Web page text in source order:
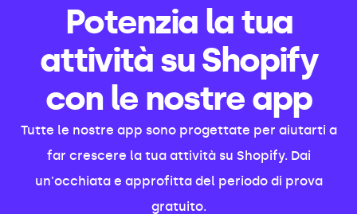
Potenzia la tua
attività su Shopify
con le nostre app
Tutte le nostre app sono progettate per aiutarti a
far crescere la tua attività su Shopify. Dai
un'occhiata e approfitta del periodo di prova
gratuito.